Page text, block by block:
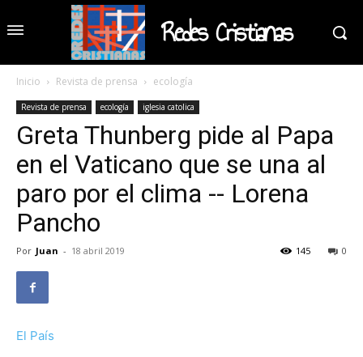
Redes Cristianas
Inicio Revista de prensa ecología
Revista de prensa ecología iglesia catolica
Greta Thunberg pide al Papa
en el Vaticano que se una al
paro por el clima -- Lorena
Pancho
Por Juan - 18 abril 2019 0
145
El País